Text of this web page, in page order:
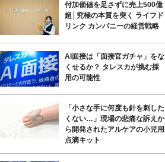
付加価値を足さずに売上500億
超│究極の本質を突く ライフド
リンク カンパニーの経営戦略
AI面接は「面接官ガチャ」をな
くせるか？ タレスカが挑む採
用の可能性
「小さな手に何度も針を刺した
くない…」現場の悲痛な訴えか
ら開発されたアルケアの小児用
点滴キット